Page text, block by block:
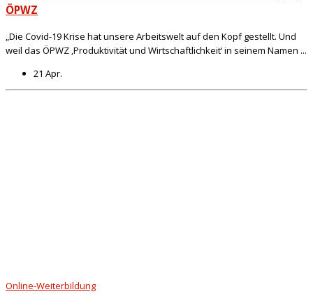
ÖPWZ
„Die Covid-19 Krise hat unsere Arbeitswelt auf den Kopf gestellt. Und
weil das ÖPWZ ‚Produktivität und Wirtschaftlichkeit‘ in seinem Namen ...
21 Apr.
Online-Weiterbildung